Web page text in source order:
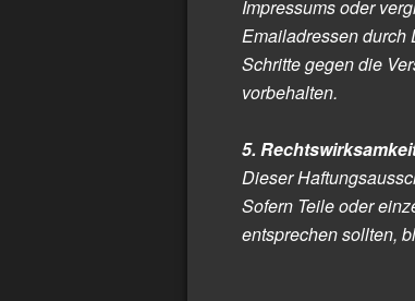
Impressums oder
Emailadressen durch
Schritte gegen die
vorbehalten.
5.
Dieser
Sofern Teile oder
entsprechen sollten,